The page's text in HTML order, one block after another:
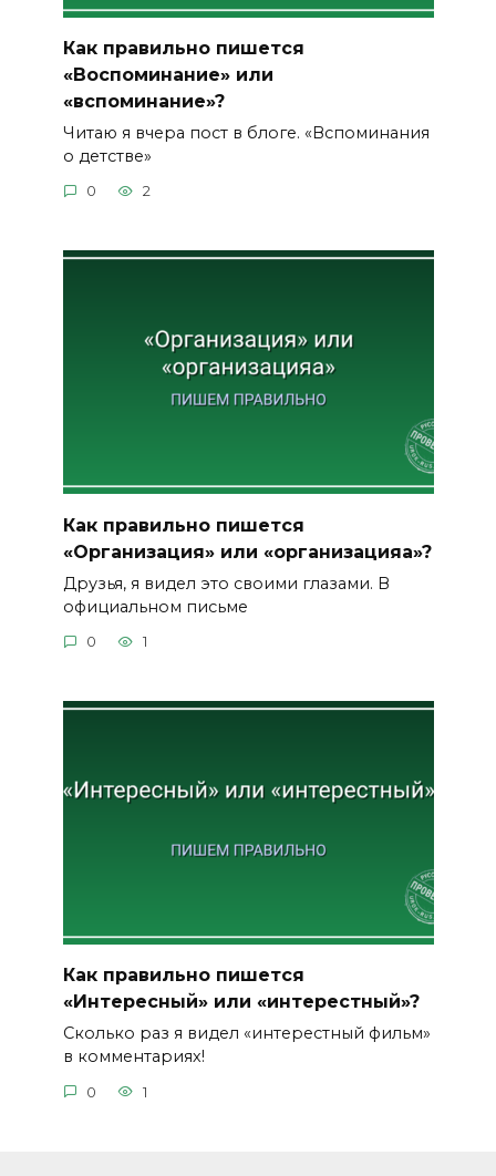
Как правильно пишется
«Воспоминание» или
«вспоминание»?
Читаю я вчера пост в блоге. «Вспоминания
о детстве»
0 2
Как правильно пишется
«Организация» или «организацияа»?
Друзья, я видел это своими глазами. В
официальном письме
0 1
Как правильно пишется
«Интересный» или «интерестный»?
Сколько раз я видел «интерестный фильм»
в комментариях!
0 1